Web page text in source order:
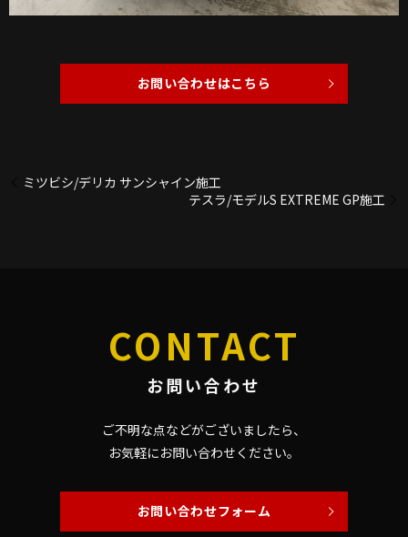
お問い合わせはこちら
ミツビシ/デリカ サンシャイン施工
テスラ/モデルS EXTREME GP施工
CONTACT
お問い合わせ
ご不明な点などがございましたら、
お気軽にお問い合わせください。
お問い合わせフォーム